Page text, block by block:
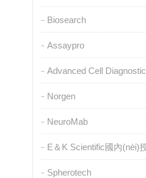
Biosearch
Assaypro
Advanced Cell Diagnostic
Norgen
NeuroMab
Spherotech